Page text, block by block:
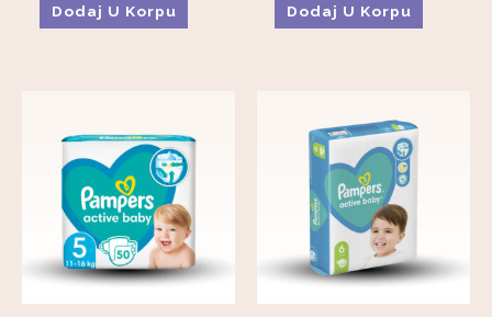
Dodaj U Korpu Dodaj U Korpu